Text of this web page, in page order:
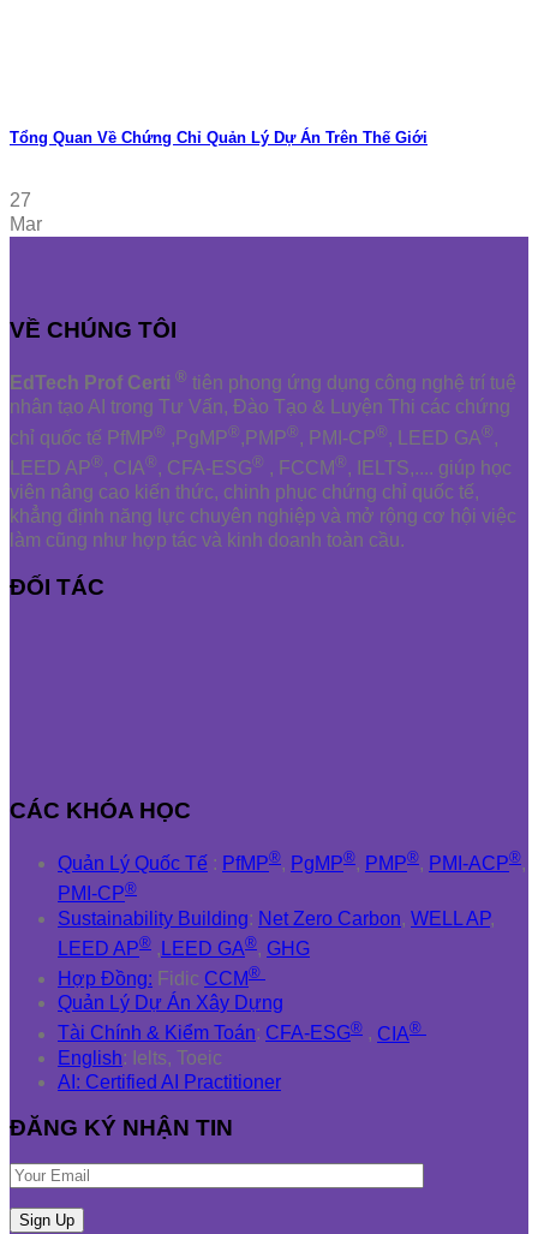
Tổng Quan Về Chứng Chỉ Quản Lý Dự Án Trên Thế Giới
27
Mar
VỀ CHÚNG TÔI
EdTech Prof Certi ® tiên phong ứng dụng công nghệ trí tuệ
nhân tạo AI trong Tư Vấn, Đào Tạo & Luyện Thi các chứng
chỉ quốc tế PfMP® ,PgMP®,PMP®, PMI-CP®, LEED GA®,
LEED AP®, CIA®, CFA-ESG® , FCCM®, IELTS,.... giúp học
viên nâng cao kiến thức, chinh phục chứng chỉ quốc tế,
khẳng định năng lực chuyên nghiệp và mở rộng cơ hội việc
làm cũng như hợp tác và kinh doanh toàn cầu.
ĐỐI TÁC
CÁC KHÓA HỌC
Quản Lý Quốc Tế : PfMP®, PgMP®, PMP®, PMI-ACP®,
PMI-CP®
Sustainability Building: Net Zero Carbon, WELL AP,
LEED AP® , LEED GA®, GHG
Hợp Đồng: Fidic CCM®
Quản Lý Dự Án Xây Dựng
Tài Chính & Kiểm Toán: CFA-ESG® , CIA®
English: Ielts, Toeic
AI: Certified AI Practitioner
ĐĂNG KÝ NHẬN TIN